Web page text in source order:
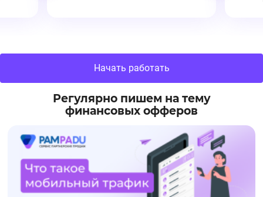
Начать работать
Регулярно пишем на тему
финансовых офферов